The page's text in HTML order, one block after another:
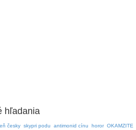
hľadania
česky skypri podu antimonid cínu horor OKAMZITE